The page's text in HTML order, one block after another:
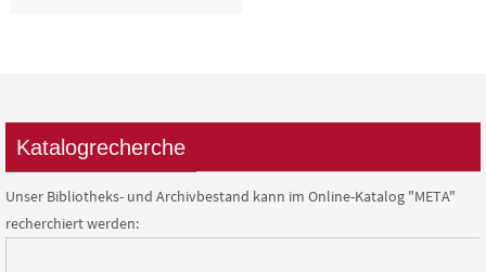
Katalogrecherche
Unser Bibliotheks- und Archivbestand kann im Online-Katalog "META"
recherchiert werden: